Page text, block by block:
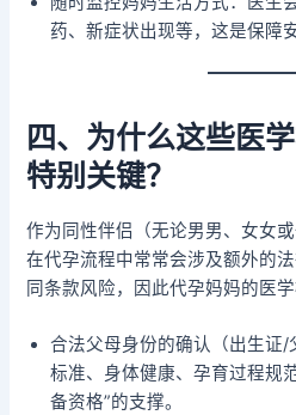
药、新症状出现等，这是保障
四、为什么这些医
特别关键？
作为同性伴侣（无论男男、女女
在代孕流程中常常会涉及额外的
同条款风险，因此代孕妈妈的医学
合法父母身份的确认（出生证
标准、身体健康、孕育过程规
备资格”的支撑。